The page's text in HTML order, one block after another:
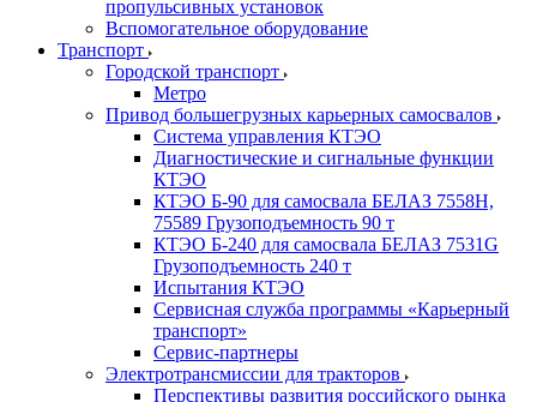
пропульсивных установок
Вспомогательное оборудование
Транспорт
Городской транспорт
Метро
Привод большегрузных карьерных самосвалов
Система управления КТЭО
Диагностические и сигнальные функции
КТЭО
КТЭО Б-90 для самосвала БЕЛАЗ 7558H,
75589 Грузоподъемность 90 т
КТЭО Б-240 для самосвала БЕЛАЗ 7531G
Грузоподъемность 240 т
Испытания КТЭО
Сервисная служба программы «Карьерный
транспорт»
Сервис-партнеры
Электротрансмиссии для тракторов
Перспективы развития российского рынка